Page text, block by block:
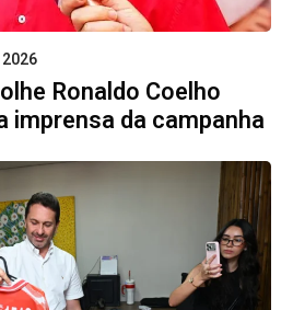
Ronaldo Coelho
imprensa da campanha